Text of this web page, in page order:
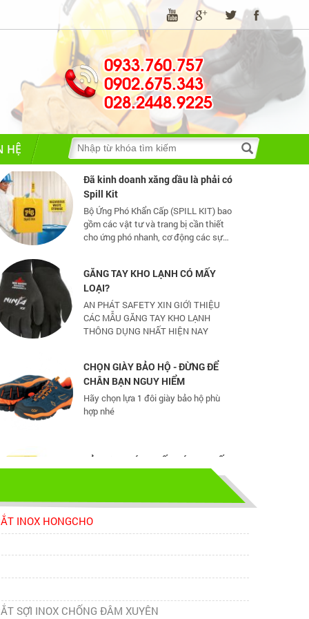
0933.760.757
0902.675.343
028.2448.9225
HỆ
về bảo hộ lao động
TIA HỒ QUANG ĐIỆN NGUY HIỂM
THẾ NÀO?
Hồ quang điện đem lại nhiều lợi ích
tuy nhiên nó cũng có một số tác hại
nhất định
Đã kinh doanh xăng dầu là phải có
Bộ Ứng Phó Khẩn Cấp (SPILL KIT) bao
gồm các vật tư và trang bị cần thiết
cho ứng phó nhanh, cơ động các sự
cố tràn đổ dầu và hoá chất mức vừa
và nhỏ
AN PHÁT SAFETY XIN GIỚI THIỆU
CÁC MẪU GĂNG TAY KHO LẠNH
THÔNG DỤNG NHẤT HIỆN NAY
Hãy chọn lựa 1 đôi giày bảo hộ phù
hợp nhé
TỦ ĐỰNG HÓA CHẤT CÓ LỌC HẤP
bao ho lao dong - Khóa tập huấn
VSLĐ
bao ho lao dong - Khóa tập huấn
INOX HONGCHO
SỢI INOX CHỐNG ĐÂM XUYÊN